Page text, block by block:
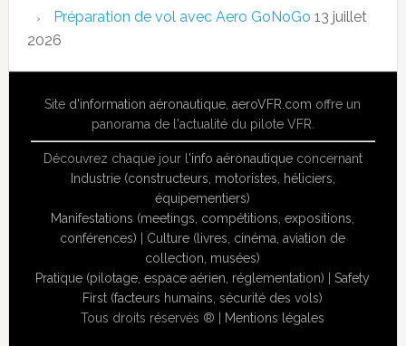
Préparation de vol avec Aero GoNoGo 13 juillet
2026
Site d'information aéronautique,aeroVFR.com offre un
panorama de l'actualité du pilote VFR.
Découvrez chaque jour l'info aéronautiqueconcernant
Industrie (constructeurs, motoristes, héliciers,
équipementiers)
Manifestations (meetings, compétitions, expositions,
conférences)
Culture (livres, cinéma, aviation de
collection, musées)
Pratique (pilotage, espace aérien, réglementation) |Safety
First (facteurs humains, sécurité des vols)
Tous droits réservés ® | Mentions légales